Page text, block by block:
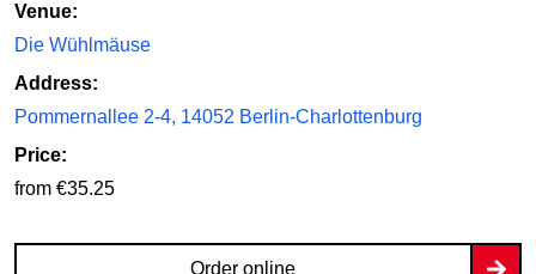
Venue:
Die Wühlmäuse
Address:
Pommernallee 2-4, 14052 Berlin-Charlottenburg
Price:
from €35.25
Order online